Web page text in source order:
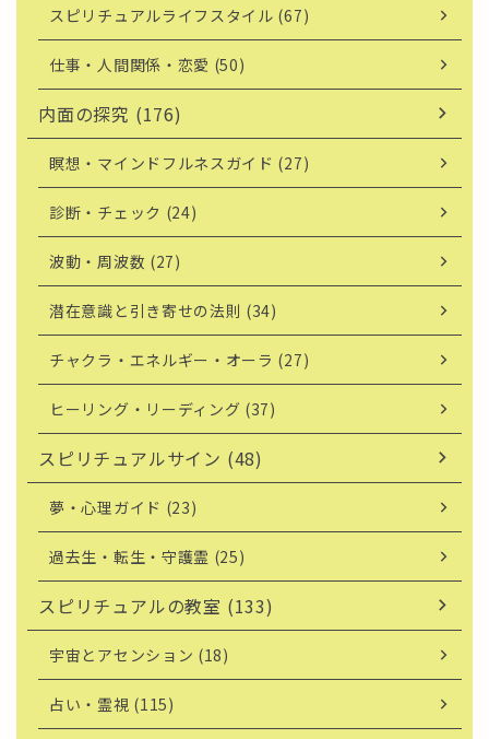
スピリチュアルライフスタイル (67)
仕事・人間関係・恋愛 (50)
内面の探究 (176)
瞑想・マインドフルネスガイド (27)
診断・チェック (24)
波動・周波数 (27)
潜在意識と引き寄せの法則 (34)
チャクラ・エネルギー・オーラ (27)
ヒーリング・リーディング (37)
スピリチュアルサイン (48)
夢・心理ガイド (23)
過去生・転生・守護霊 (25)
スピリチュアルの教室 (133)
宇宙とアセンション (18)
占い・霊視 (115)